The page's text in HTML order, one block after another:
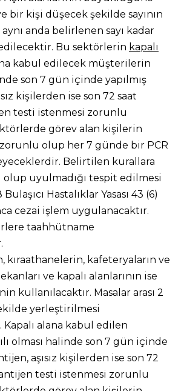
bir kişi düşecek şekilde sayının
anda belirlenen sayı kadar
Bu sektörlerin kapalı
kabul edilecek müşterilerin
son 7 gün içinde yapılmış
kişilerden ise son 72 saat
testi istenmesi zorunlu
görev alan kişilerin
zorunlu olup her 7 günde bir PCR
Belirtilen kurallara
uyulmadığı tespit edilmesi
Hastalıklar Yasası 43 (6)
cezai işlem uygulanacaktır.
taahhütname
kıraathanelerin, kafeteryaların ve
ve kapalı alanlarının ise
kullanılacaktır. Masalar arası 2
yerleştirilmesi
alana kabul edilen
olması halinde son 7 gün içinde
aşısız kişilerden ise son 72
testi istenmesi zorunlu